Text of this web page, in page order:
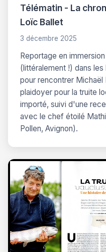
Télématin - La
Loïc Ballet
3 décembre 2025
Reportage en
(littéralement !) dans
pour rencontrer Michaël
plaidoyer pour la truite
importé, suivi d'une
avec le chef étoilé
Pollen, Avignon).